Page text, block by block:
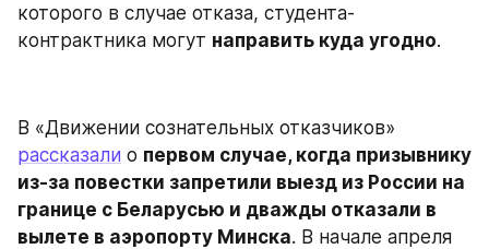
которого в случае отказа, студента-
контрактника могут направить куда угодно.
рассказали о первом случае, когда призывнику
из-за повестки запретили выезд из России на
границе с Беларусью и дважды отказали в
вылете в аэропорту Минска. В начале апреля